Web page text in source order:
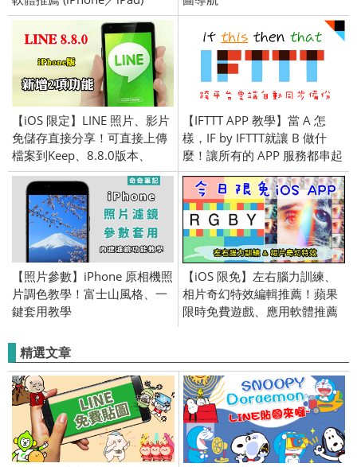
2017/8/23
【iOS 限定】LINE 照片、影片
免儲存直接分享！可直接上傳
檔案到Keep、8.8.0版本、
iPhone 新功能
【IFTTT APP 教學】當 A 怎
樣，IF by IFTTT就讓 B 做什
麼！讓所有的 APP 服務都串起
來！
【照片參數】iPhone 原相機照
片調色教學！富士山風格、一
鍵套用教學
【iOS 限免】左右腦力訓練、
相片奇幻特效編輯推薦！蘋果
限時免費遊戲、應用軟體推薦
精選文章